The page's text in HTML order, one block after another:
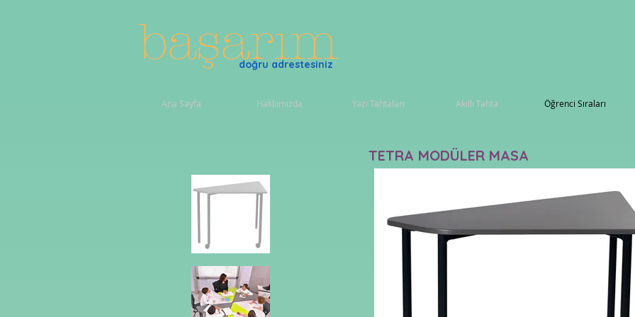
başarım
doğru adrestesiniz
Ana Sayfa Hakkımızda Yazı Tahtaları Akıllı Tahta Öğrenci Sıraları
TETRA MODÜLER MASA